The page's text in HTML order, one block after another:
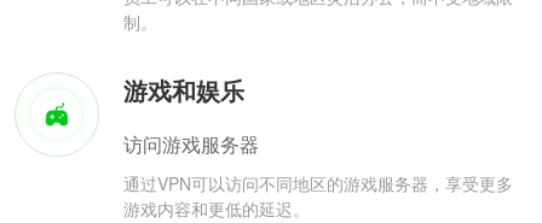
制。
游戏和娱乐
访问游戏服务器
通过VPN可以访问不同地区的游戏服务器，享受更多
游戏内容和更低的延迟。